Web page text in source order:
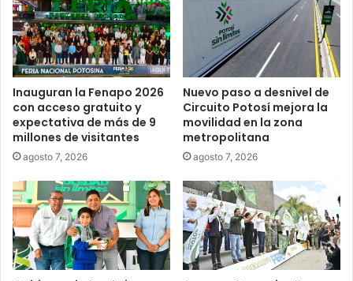
Inauguran la Fenapo 2026
con acceso gratuito y
expectativa de más de 9
millones de visitantes
agosto 7, 2026
Nuevo paso a desnivel de
Circuito Potosí mejora la
movilidad en la zona
metropolitana
agosto 7, 2026